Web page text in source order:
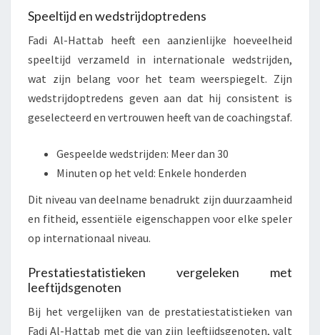
Speeltijd en wedstrijdoptredens
Fadi Al-Hattab heeft een aanzienlijke hoeveelheid
speeltijd verzameld in internationale wedstrijden,
wat zijn belang voor het team weerspiegelt. Zijn
wedstrijdoptredens geven aan dat hij consistent is
geselecteerd en vertrouwen heeft van de coachingstaf.
Gespeelde wedstrijden: Meer dan 30
Minuten op het veld: Enkele honderden
Dit niveau van deelname benadrukt zijn duurzaamheid
en fitheid, essentiële eigenschappen voor elke speler
op internationaal niveau.
Prestatiestatistieken vergeleken met
leeftijdsgenoten
Bij het vergelijken van de prestatiestatistieken van
Fadi Al-Hattab met die van zijn leeftijdsgenoten, valt